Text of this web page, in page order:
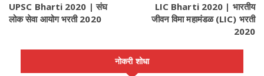
UPSC Bharti 2020 | संघ
लोक सेवा आयोग भरती 2020
LIC Bharti 2020 | भारतीय
जीवन विमा महामंडळ (LIC) भरती
2020
नोकरी शोधा